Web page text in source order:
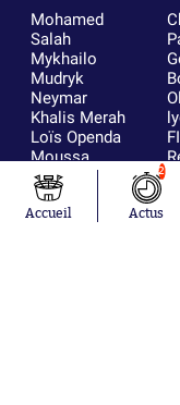
Mohamed
Salah
Mykhailo
Mudryk
Neymar
Khalis Merah
Loïs Openda
Moussa
Niakhaté
Nicolás
Tagliafico
Accueil
2
Actus